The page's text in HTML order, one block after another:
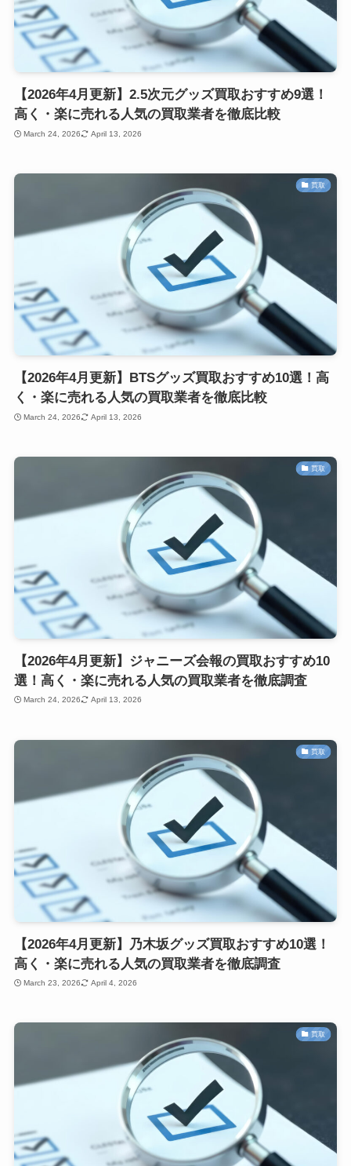
【2026年4月更新】2.5次元グッズ買取おすすめ9選！
高く・楽に売れる人気の買取業者を徹底比較
March 24, 2026 April 13, 2026
買取
【2026年4月更新】BTSグッズ買取おすすめ10選！高
く・楽に売れる人気の買取業者を徹底比較
March 24, 2026 April 13, 2026
買取
【2026年4月更新】ジャニーズ会報の買取おすすめ10
選！高く・楽に売れる人気の買取業者を徹底調査
March 24, 2026 April 13, 2026
買取
【2026年4月更新】乃木坂グッズ買取おすすめ10選！
高く・楽に売れる人気の買取業者を徹底調査
March 23, 2026 April 4, 2026
買取